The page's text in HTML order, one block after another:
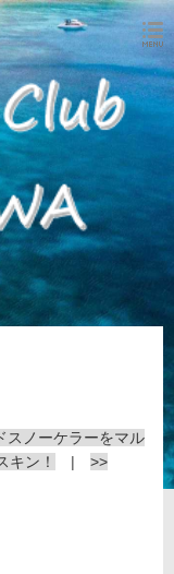
スノーケラーをマル
キン！ | >>